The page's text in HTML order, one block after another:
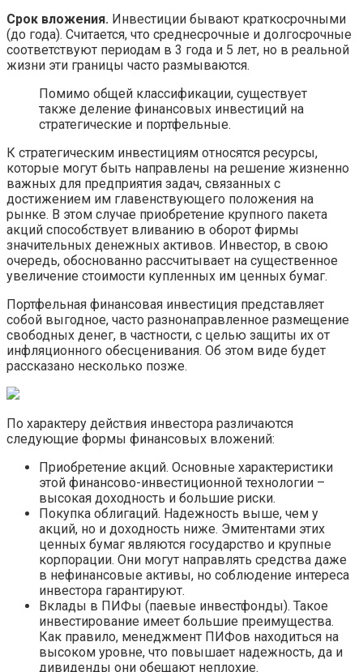
Срок вложения. Инвестиции бывают краткосрочными
(до года). Считается, что среднесрочные и долгосрочные
соответствуют периодам в 3 года и 5 лет, но в реальной
жизни эти границы часто размываются.
Помимо общей классификации, существует
также деление финансовых инвестиций на
стратегические и портфельные.
К стратегическим инвестициям относятся ресурсы,
которые могут быть направлены на решение жизненно
важных для предприятия задач, связанных с
достижением им главенствующего положения на
рынке. В этом случае приобретение крупного пакета
акций способствует вливанию в оборот фирмы
значительных денежных активов. Инвестор, в свою
очередь, обоснованно рассчитывает на существенное
увеличение стоимости купленных им ценных бумаг.
Портфельная финансовая инвестиция представляет
собой выгодное, часто разнонаправленное размещение
свободных денег, в частности, с целью защиты их от
инфляционного обесценивания. Об этом виде будет
рассказано несколько позже.
По характеру действия инвестора различаются
следующие формы финансовых вложений:
Приобретение акций. Основные характеристики
этой финансово-инвестиционной технологии –
высокая доходность и большие риски.
Покупка облигаций. Надежность выше, чем у
акций, но и доходность ниже. Эмитентами этих
ценных бумаг являются государство и крупные
корпорации. Они могут направлять средства даже
в нефинансовые активы, но соблюдение интереса
инвестора гарантируют.
Вклады в ПИФы (паевые инвестфонды). Такое
инвестирование имеет большие преимущества.
Как правило, менеджмент ПИФов находиться на
высоком уровне, что повышает надежность, да и
дивиденды они обещают неплохие.